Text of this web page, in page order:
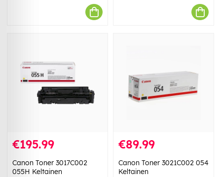
€195.99
Canon Toner 3017C002
055H Keltainen
€89.99
Canon Toner 3021C002 054
Keltainen